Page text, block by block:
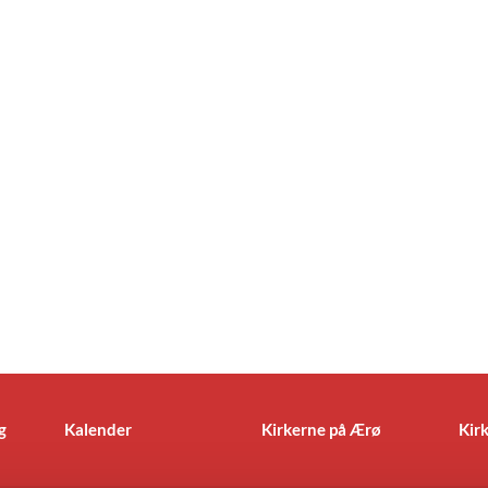
Kalender Kirkerne på Ærø